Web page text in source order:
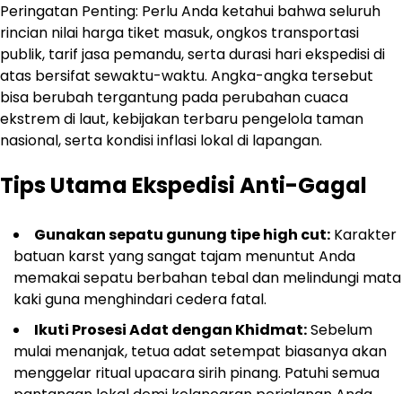
Peringatan Penting: Perlu Anda ketahui bahwa seluruh
rincian nilai harga tiket masuk, ongkos transportasi
publik, tarif jasa pemandu, serta durasi hari ekspedisi di
atas bersifat sewaktu-waktu. Angka-angka tersebut
bisa berubah tergantung pada perubahan cuaca
ekstrem di laut, kebijakan terbaru pengelola taman
nasional, serta kondisi inflasi lokal di lapangan.
Tips Utama Ekspedisi Anti-Gagal
Gunakan sepatu gunung tipe high cut: Karakter
batuan karst yang sangat tajam menuntut Anda
memakai sepatu berbahan tebal dan melindungi mata
kaki guna menghindari cedera fatal.
Ikuti Prosesi Adat dengan Khidmat:Sebelum
mulai menanjak, tetua adat setempat biasanya akan
menggelar ritual upacara sirih pinang. Patuhi semua